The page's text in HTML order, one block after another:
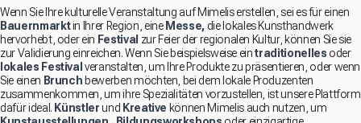
Wenn Sie Ihre kulturelle Veranstaltung auf Mimelis erstellen, sei es für einen
Bauernmarktin Ihrer Region, eineMesse, die lokales Kunsthandwerk
hervorhebt, oder ein Festival zur Feier der regionalen Kultur, können Sie sie
zur Validierung einreichen. Wenn Sie beispielsweise eintraditionelles oder
lokales Festivalveranstalten, um Ihre Produkte zu präsentieren, oder wenn
Sie einen Brunchbewerben möchten, bei dem lokale Produzenten
zusammenkommen, um ihre Spezialitäten vorzustellen, ist unsere Plattform
dafür ideal. Künstlerund Kreative können Mimelis auch nutzen, um